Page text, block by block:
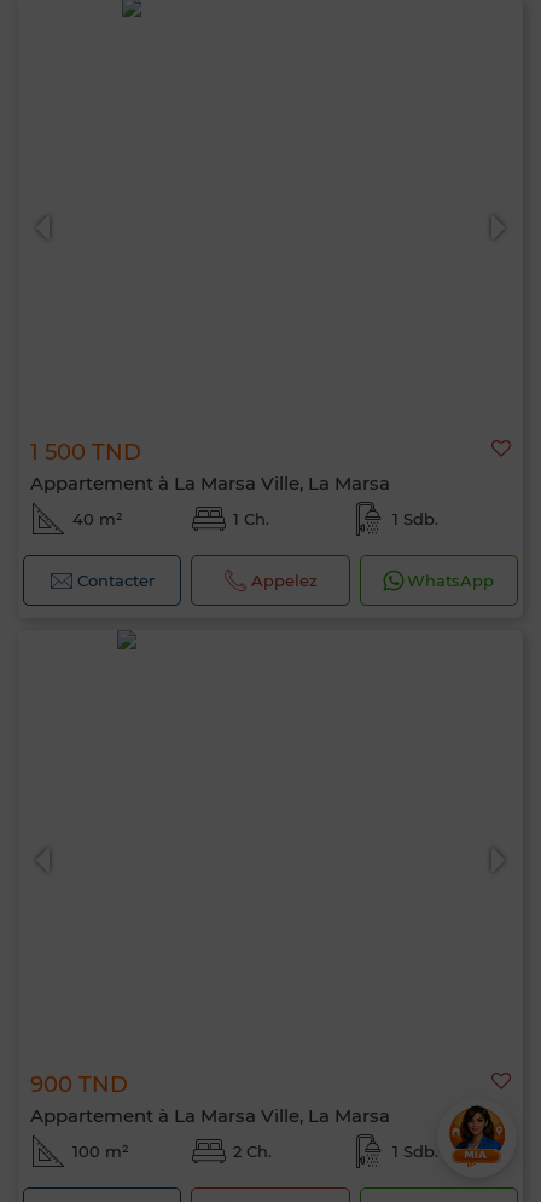
1 500 TND
Appartement à La Marsa Ville, La Marsa
40 m² 1 Ch. 1 Sdb.
Contacter Appelez WhatsApp
900 TND
Appartement à La Marsa Ville, La Marsa
100 m² 2 Ch. 1 Sdb.